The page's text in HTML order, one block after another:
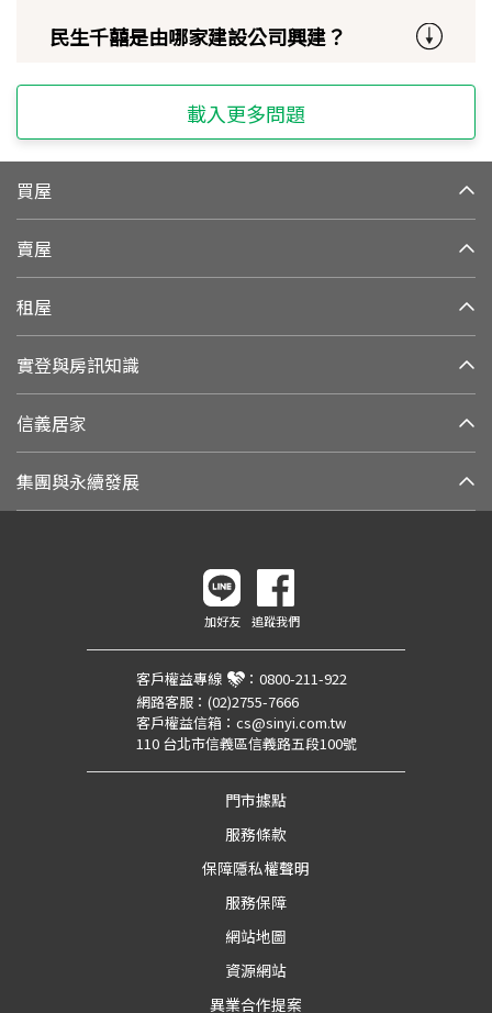
民生千囍是由哪家建設公司興建？
載入更多問題
買屋
賣屋
租屋
實登與房訊知識
信義居家
集團與永續發展
加好友 追蹤我們
客戶權益專線 ： 0800-211-922
網路客服： (02)2755-7666
客戶權益信箱： cs@sinyi.com.tw
110 台北市信義區信義路五段100號
門市據點
服務條款
保障隱私權聲明
服務保障
網站地圖
資源網站
異業合作提案